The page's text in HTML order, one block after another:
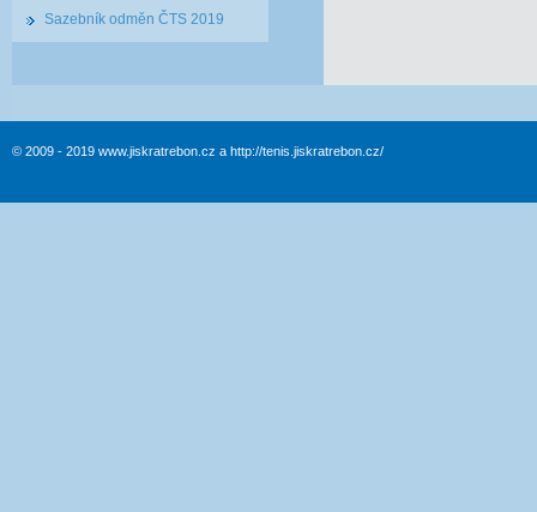
Sazebník odměn ČTS 2019
© 2009 - 2019 www.jiskratrebon.cz a http://tenis.jiskratrebon.cz/